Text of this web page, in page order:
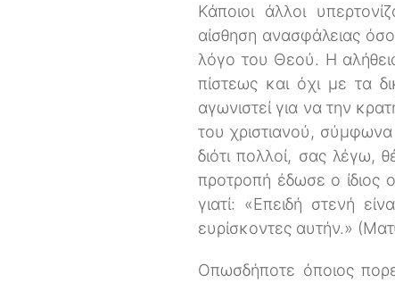
Κάποιοι άλλοι
αίσθηση ανασφάλειας
λόγο του Θεού. Η
πίστεως και όχι με τα
αγωνιστεί για να την
του χριστιανού,
διότι πολλοί, σας λέγω,
προτροπή έδωσε ο ίδιος
γιατί: «Επειδή στενή
ευρίσκοντες αυτήν.»
Οπωσδήποτε όποιος